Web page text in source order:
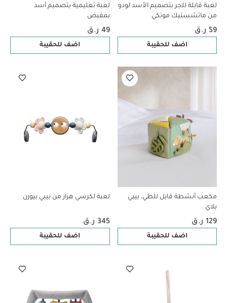
لعبة قابلة للجر بتصميم الأسد لودو
من ماتشستيك مونكي
59 ر.ق
اضف للحقيبة
لعبة تعليمية بتصميم أسد
بمقبض
49 ر.ق
اضف للحقيبة
مكعب أنشطة قابل للطي، بيبي
بلاي
129 ر.ق
اضف للحقيبة
لعبة لكرسي هزاز من بيبي بيورن
345 ر.ق
اضف للحقيبة